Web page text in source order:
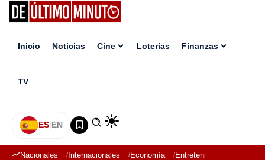
Inicio Noticias Cine Loterías Finanzas
TV
ES|EN
Nacionales Internacionales Economía Entretenimiento